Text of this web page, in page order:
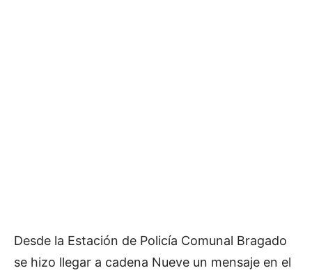
Desde la Estación de Policía Comunal Bragado
se hizo llegar a cadena Nueve un mensaje en el